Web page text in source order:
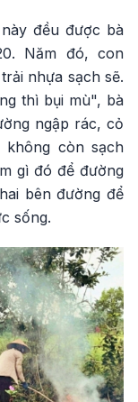
đều được bà
Năm đó, con
nhựa sạch sẽ.
thì bụi mù", bà
ngập rác, cỏ
còn sạch
gì đó để đường
bên đường để
sống.